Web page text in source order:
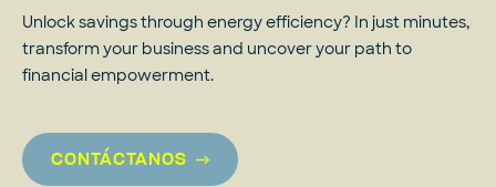
Unlock savings through energy efficiency? In just minutes,
transform your business and uncover your path to
financial empowerment.
CONTÁCTANOS